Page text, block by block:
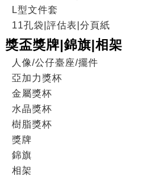
L型文件套
11孔袋|評估表|分頁紙
獎盃獎牌|錦旗|相架
人像/公仔臺座/擺件
亞加力獎杯
金屬獎杯
水晶獎杯
樹脂獎杯
獎牌
錦旗
相架